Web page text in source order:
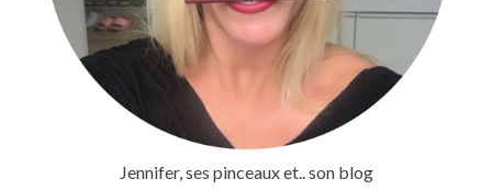
Jennifer, ses pinceaux et.. son blog